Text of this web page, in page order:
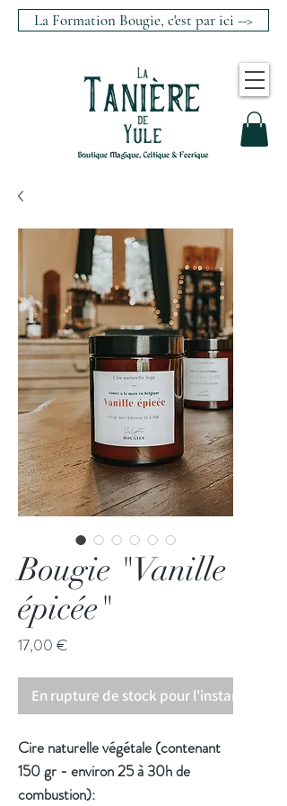
La Formation Bougie, c'est par ici -->
Bougie "Vanille
épicée"
17,00 €
En rupture de stock pour l'instant!
Cire naturelle végétale (contenant
150 gr - environ 25 à 30h de
combustion):